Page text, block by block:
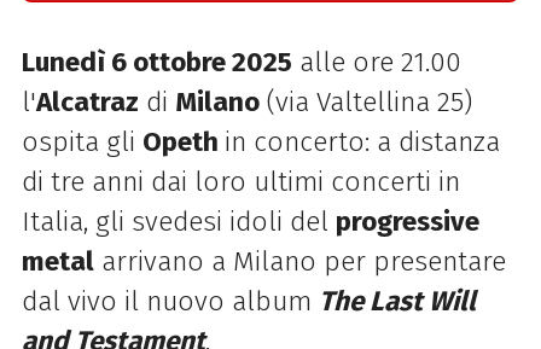
Lunedì 6 ottobre 2025 alle ore 21.00
l'Alcatraz di Milano(via Valtellina 25)
ospita gli Opeth in concerto: a distanza
di tre anni dai loro ultimi concerti in
Italia, gli svedesi idoli del progressive
metalarrivano a Milano per presentare
dal vivo il nuovo album The Last Will
and Testament.